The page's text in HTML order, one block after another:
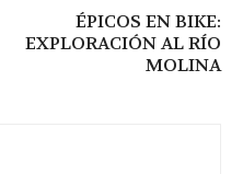
ÉPICOS EN BIKE:
EXPLORACIÓN AL RÍO
MOLINA